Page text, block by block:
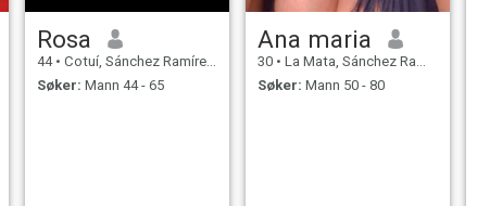
Rosa
44 • Cotuí, Sánchez Ramírez, Den Dominikanske Rep.
Søker: Mann 44 - 65
Ana maria
30 • La Mata, Sánchez Ramírez, Den Dominikanske Rep.
Søker: Mann 50 - 80